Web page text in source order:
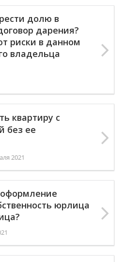
долю в
дарения?
риски в данном
владельца
квартиру с
без ее
2021
юрлица